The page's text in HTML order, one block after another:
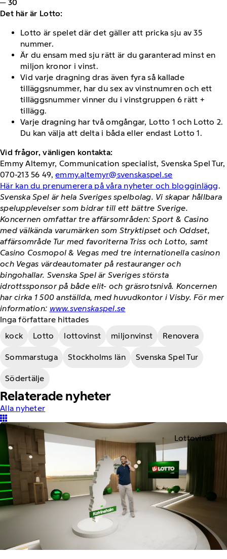
─ 30
Det här är Lotto:
Lotto är spelet där det gäller att pricka sju av 35
nummer.
Är du ensam med sju rätt är du garanterad minst en
miljon kronor i vinst.
Vid varje dragning dras även fyra så kallade
tilläggsnummer, har du sex av vinstnumren och ett
tilläggsnummer vinner du i vinstgruppen 6 rätt +
tillägg.
Varje dragning har två omgångar, Lotto 1 och Lotto 2.
Du kan välja att delta i båda eller endast Lotto 1.
Vid frågor, vänligen kontakta:
Emmy Altemyr, Communication specialist, Svenska Spel Tur,
070-213 56 49,emmy.altemyr@svenskaspel.se
Här kan du prenumerera på våra nyheter och blogginlägg.
Svenska Spel är hela Sveriges spelbolag. Vi skapar hållbara
spelupplevelser som bidrar till ett bättre Sverige.
Koncernen omfattar tre affärsområden: Sport & Casino
med välkända varumärken som Stryktipset och Oddset,
affärsområde Tur med favoriterna Triss och Lotto, samt
Casino Cosmopol & Vegas med tre internationella casinon
och Vegas värdeautomater på restauranger och
bingohallar. Svenska Spel är Sveriges största
idrottssponsor på både elit- och gräsrotsnivå. Koncernen
har cirka 1 500 anställda, med huvudkontor i Visby. För mer
information: www.svenskaspel.se
Inga författare hittades
kock
Lotto lottovinst miljonvinst Renovera
Sommarstuga Stockholms län Svenska Spel Tur
Södertälje
Relaterade nyheter
Alla nyheter
Lottovinst